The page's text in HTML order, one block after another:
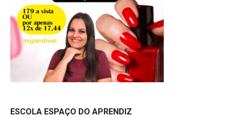
ESCOLA ESPAÇO DO APRENDIZ